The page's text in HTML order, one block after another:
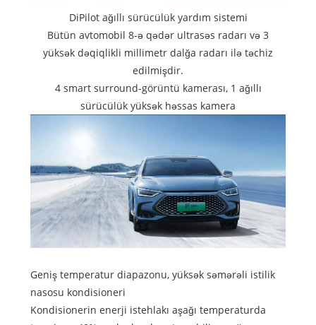
DiPilot ağıllı sürücülük yardım sistemi
Bütün avtomobil 8-ə qədər ultrasəs radarı və 3
yüksək dəqiqlikli millimetr dalğa radarı ilə təchiz
edilmişdir.
4 smart surround-görüntü kamerası, 1 ağıllı
sürücülük yüksək həssas kamera
Geniş temperatur diapazonu, yüksək səmərəli istilik
nasosu kondisioneri
Kondisionerin enerji istehlakı aşağı temperaturda